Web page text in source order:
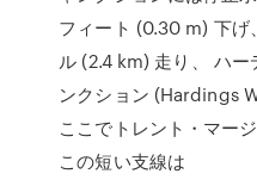
フィート (0.30 m) 下げ
ル (2.4 km) 走り、 ハー
ンクション (Hardings
ここでトレント・マー
この短い支線は